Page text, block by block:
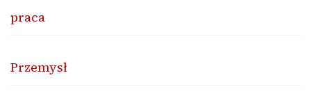
praca
Przemysł